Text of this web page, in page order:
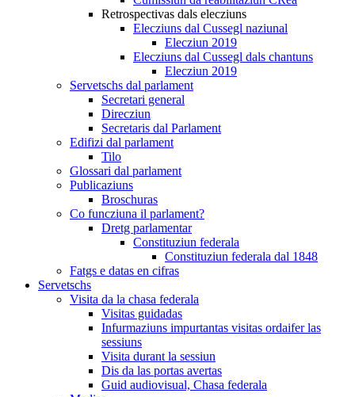
Retrospectivas dals elecziuns
Elecziuns dal Cussegl naziunal
Elecziun 2019
Elecziuns dal Cussegl dals chantuns
Elecziun 2019
Servetschs dal parlament
Secretari general
Direcziun
Secretaris dal Parlament
Edifizi dal parlament
Tilo
Glossari dal parlament
Publicaziuns
Broschuras
Co funcziuna il parlament?
Dretg parlamentar
Constituziun federala
Constituziun federala dal 1848
Fatgs e datas en cifras
Servetschs
Visita da la chasa federala
Visitas guidadas
Infurmaziuns impurtantas visitas ordaifer las
sessiuns
Visita durant la sessiun
Dis da las portas avertas
Guid audiovisual, Chasa federala